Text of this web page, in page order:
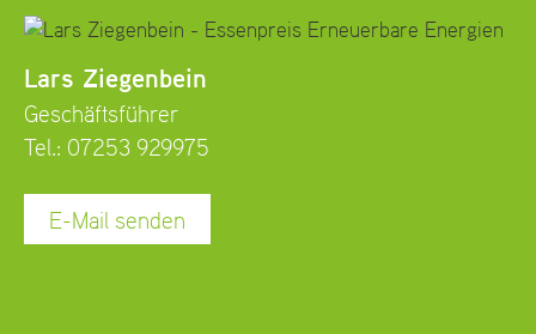
Lars Ziegenbein
Geschäftsführer
Tel.: 07253 929975
E-Mail senden